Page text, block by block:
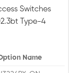
Switches
Type-4
Name